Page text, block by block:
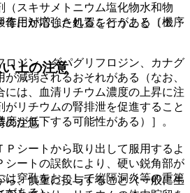
毒に対応した処置を行うこと〔１
上の注意
の注意
Ｐシートから取り出して服用するよ
シートの誤飲により、硬い鋭角部が
は穿孔をおこして縦隔洞炎等の重篤
スキサメトニウム塩化物水和物
作用が増強されることがある（機序
ジン、ダパグリフロジン、カナグ
減弱されるおそれがある（なお、
には、血清リチウム濃度の上昇に注
がリチウムの腎排泄を促進すること
が低下する可能性がある）］。
ら、慎重に投与すること（一般に生